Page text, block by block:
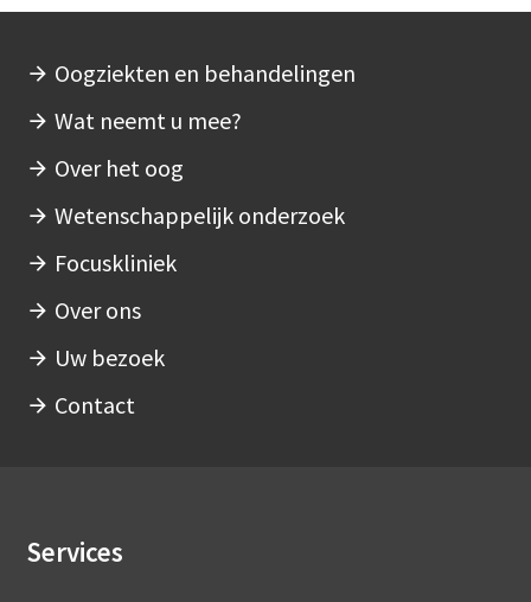
Hoofdnavigatie
Oogziekten en behandelingen
Wat neemt u mee?
Over het oog
Wetenschappelijk onderzoek
Focuskliniek
Over ons
Uw bezoek
Contact
Services